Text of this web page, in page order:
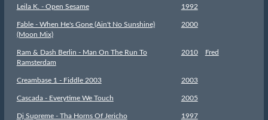
Leila K. - Open Sesame 1992
Fable - When He's Gone (Ain't No Sunshine)
(Moon Mix)
2000
Ram & Dash Berlin - Man On The Run To
Ramsterdam
2010 Fred
Creambase 1 - Fiddle 2003 2003
Cascada - Everytime We Touch 2005
Dj Supreme - Tha Horns Of Jericho 1997